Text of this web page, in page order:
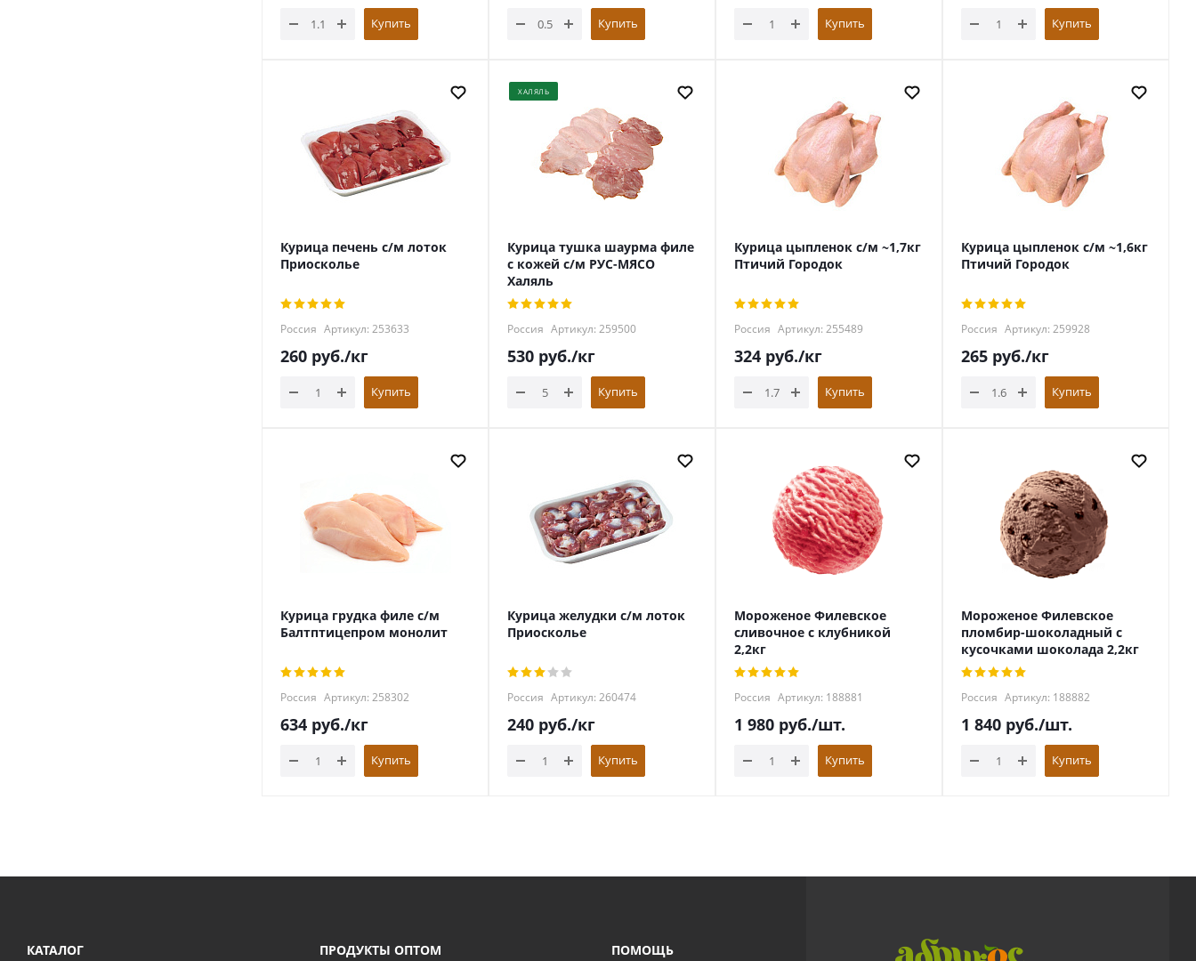
Купить Купить Купить Купить
Курица печень с/м лоток
Приосколье
Россия Артикул: 253633
260 руб./кг
Купить
ХАЛЯЛЬ
Курица тушка шаурма филе
с кожей с/м РУС-МЯСО
Халяль
Россия Артикул: 259500
530 руб./кг
Купить
Курица цыпленок с/м ~1,7кг
Птичий Городок
Россия Артикул: 255489
324 руб./кг
Купить
Курица цыпленок с/м ~1,6кг
Птичий Городок
Россия Артикул: 259928
265 руб./кг
Купить
Курица грудка филе с/м
Балтптицепром монолит
Россия Артикул: 258302
634 руб./кг
Купить
Курица желудки с/м лоток
Приосколье
Россия Артикул: 260474
240 руб./кг
Купить
Мороженое Филевское
сливочное с клубникой
2,2кг
Россия Артикул: 188881
1 980 руб./шт.
Купить
Мороженое Филевское
пломбир-шоколадный с
кусочками шоколада 2,2кг
Россия Артикул: 188882
1 840 руб./шт.
Купить
КАТАЛОГ ПРОДУКТЫ ОПТОМ ПОМОЩЬ